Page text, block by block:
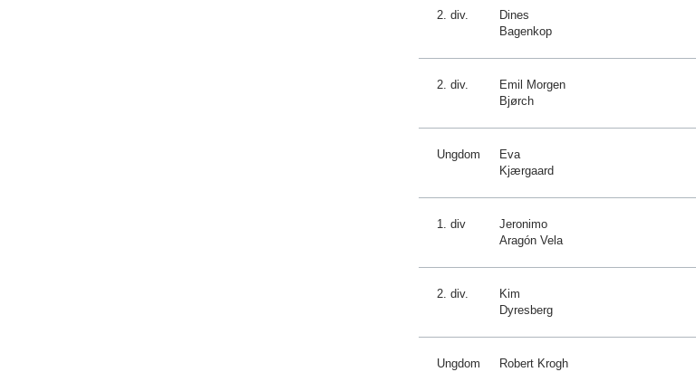
2. div.
Dines
Bagenkop
2. div.
Emil Morgen
Bjørch
Ungdom
Eva
Kjærgaard
1. div
Jeronimo
Aragón Vela
2. div.
Kim
Dyresberg
Ungdom
Robert Krogh